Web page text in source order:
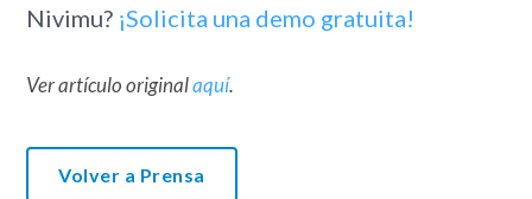
Nivimu? ¡Solicita una demo gratuita!
Ver artículo originalaquí.
Volver a Prensa